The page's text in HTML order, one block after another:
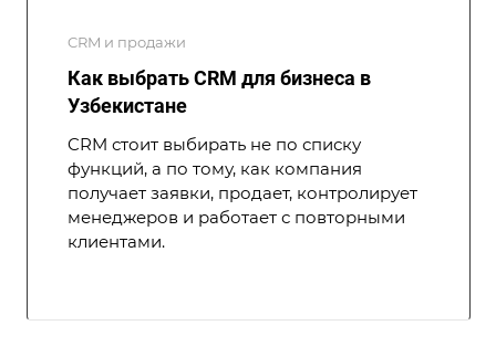
CRM и продажи
Как выбрать CRM для бизнеса в
Узбекистане
CRM стоит выбирать не по списку
функций, а по тому, как компания
получает заявки, продает, контролирует
менеджеров и работает с повторными
клиентами.